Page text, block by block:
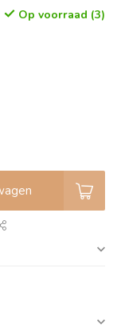
Op voorraad (3)